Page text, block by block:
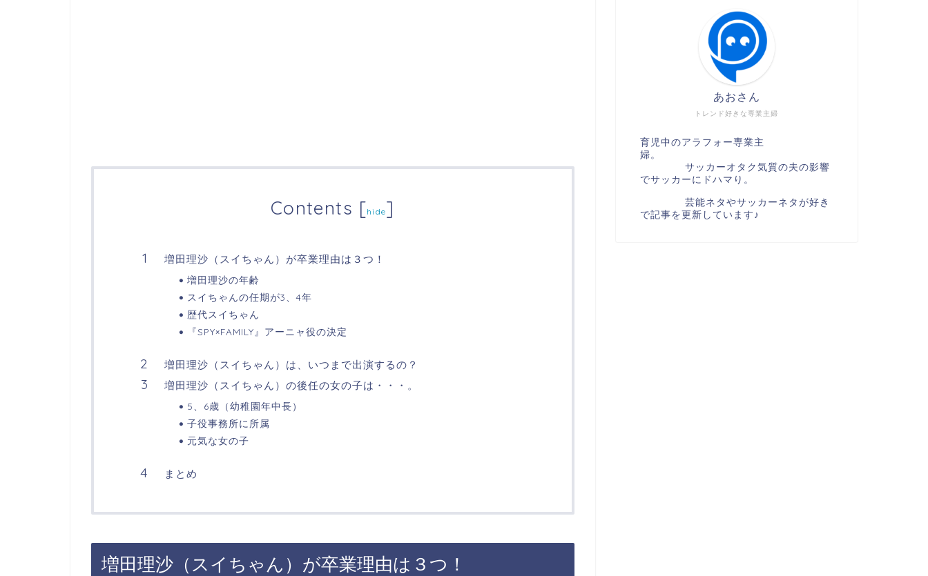
Contents [hide]
増田理沙（スイちゃん）が卒業理由は３つ！
増田理沙の年齢
スイちゃんの任期が3、4年
歴代スイちゃん
『SPY×FAMILY』アーニャ役の決定
増田理沙（スイちゃん）は、いつまで出演するの？
増田理沙（スイちゃん）の後任の女の子は・・・。
5、6歳（幼稚園年中長）
子役事務所に所属
元気な女の子
まとめ
増田理沙（スイちゃん）が卒業理由は３つ！
トレンド好きな専業主婦
あおさん
育児中のアラフォー専業主
婦。
サッカーオタク気質の夫の影響
でサッカーにドハマり。
芸能ネタやサッカーネタが好き
で記事を更新しています♪